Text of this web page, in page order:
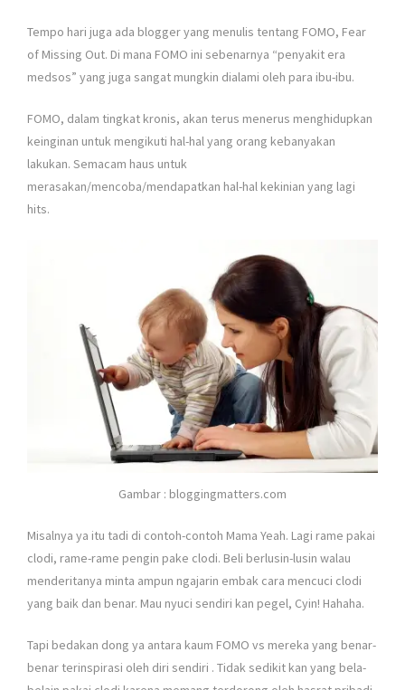
Tempo hari juga ada blogger yang menulis tentang FOMO, Fear
of Missing Out. Di mana FOMO ini sebenarnya “penyakit era
medsos” yang juga sangat mungkin dialami oleh para ibu-ibu.
FOMO, dalam tingkat kronis, akan terus menerus menghidupkan
keinginan untuk mengikuti hal-hal yang orang kebanyakan
lakukan. Semacam haus untuk
merasakan/mencoba/mendapatkan hal-hal kekinian yang lagi
hits.
Gambar : bloggingmatters.com
Misalnya ya itu tadi di contoh-contoh Mama Yeah. Lagi rame pakai
clodi, rame-rame pengin pake clodi. Beli berlusin-lusin walau
menderitanya minta ampun ngajarin embak cara mencuci clodi
yang baik dan benar. Mau nyuci sendiri kan pegel, Cyin! Hahaha.
Tapi bedakan dong ya antara kaum FOMO vs mereka yang benar-
benar terinspirasi oleh diri sendiri . Tidak sedikit kan yang bela-